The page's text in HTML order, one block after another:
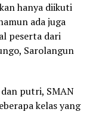
hanya diikuti
ada juga
peserta dari
Sarolangun
putri, SMAN
kelas yang